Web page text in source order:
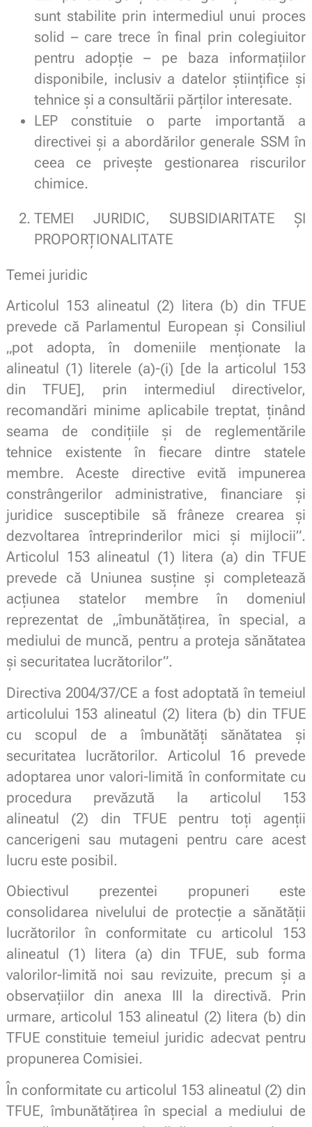
sunt stabilite prin intermediul unui proces
solid – care trece în final prin colegiuitor
pentru adopție – pe baza informațiilor
disponibile, inclusiv a datelor științifice și
tehnice și a consultării părților interesate.
LEP constituie o parte importantă a
directivei și a abordărilor generale SSM în
ceea ce privește gestionarea riscurilor
chimice.
TEMEI JURIDIC, SUBSIDIARITATE ȘI
PROPORȚIONALITATE
Temei juridic
Articolul 153 alineatul (2) litera (b) din TFUE
prevede că Parlamentul European și Consiliul
„pot adopta, în domeniile menționate la
alineatul (1) literele (a)-(i) [de la articolul 153
din TFUE], prin intermediul directivelor,
recomandări minime aplicabile treptat, ținând
seama de condițiile și de reglementările
tehnice existente în fiecare dintre statele
membre. Aceste directive evită impunerea
constrângerilor administrative, financiare și
juridice susceptibile să frâneze crearea și
dezvoltarea întreprinderilor mici și mijlocii”.
Articolul 153 alineatul (1) litera (a) din TFUE
prevede că Uniunea susține și completează
acțiunea statelor membre în domeniul
reprezentat de „îmbunătățirea, în special, a
mediului de muncă, pentru a proteja sănătatea
și securitatea lucrătorilor”.
Directiva 2004/37/CE a fost adoptată în temeiul
articolului 153 alineatul (2) litera (b) din TFUE
cu scopul de a îmbunătăți sănătatea și
securitatea lucrătorilor. Articolul 16 prevede
adoptarea unor valori-limită în conformitate cu
procedura prevăzută la articolul 153
alineatul (2) din TFUE pentru toți agenții
cancerigeni sau mutageni pentru care acest
lucru este posibil.
Obiectivul prezentei propuneri este
consolidarea nivelului de protecție a sănătății
lucrătorilor în conformitate cu articolul 153
alineatul (1) litera (a) din TFUE, sub forma
valorilor-limită noi sau revizuite, precum și a
observațiilor din anexa III la directivă. Prin
urmare, articolul 153 alineatul (2) litera (b) din
TFUE constituie temeiul juridic adecvat pentru
propunerea Comisiei.
În conformitate cu articolul 153 alineatul (2) din
TFUE, îmbunătățirea în special a mediului de